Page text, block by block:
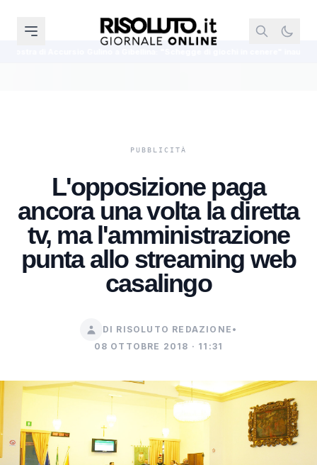
L'opposizione paga
ancora una volta la diretta
tv, ma l'amministrazione
punta allo streaming web
casalingo
DI RISOLUTO REDAZIONE •
08 OTTOBRE 2018 · 11:31